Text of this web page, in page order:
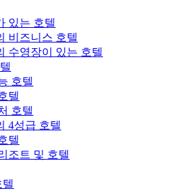
있는 호텔
비즈니스 호텔
수영장이 있는 호텔
호텔
텔
호텔
4성급 호텔
텔
조트 및 호텔